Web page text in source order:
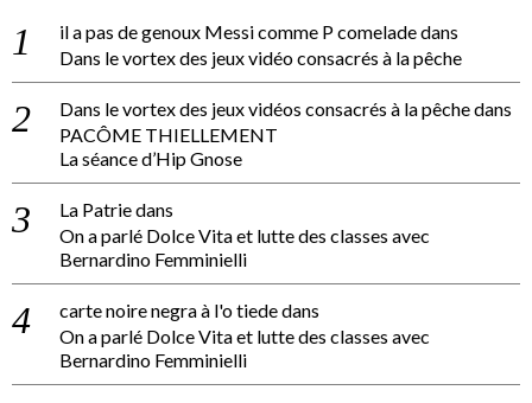
il a pas de genoux Messi comme P comeladedans
Dans le vortex des jeux vidéo consacrés à la pêche
Dans le vortex des jeux vidéos consacrés à la pêchedans
PACÔME THIELLEMENT
La séance d’Hip Gnose
La Patriedans
On a parlé Dolce Vita et lutte des classes avec
Bernardino Femminielli
carte noire negra à l'o tiededans
On a parlé Dolce Vita et lutte des classes avec
Bernardino Femminielli